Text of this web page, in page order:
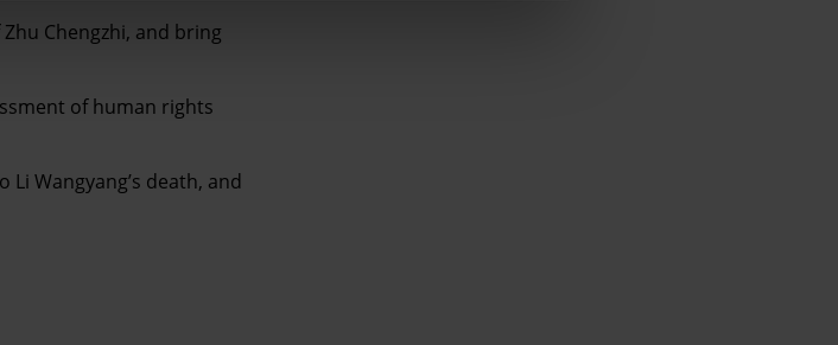
Chengzhi, and bring
of human rights
Wangyang’s death, and